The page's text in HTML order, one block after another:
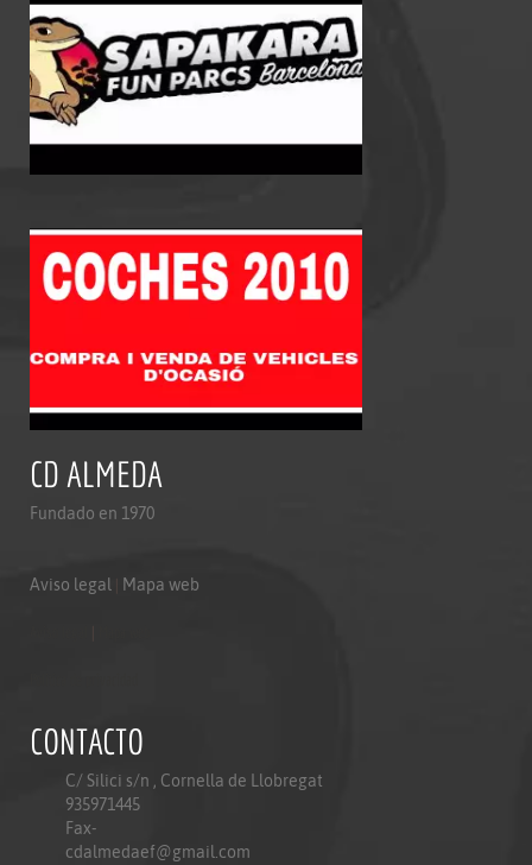
CD ALMEDA
Fundado en 1970
Aviso legal Mapa web
CONTACTO
C/ Silici s/n , Cornella de Llobregat
935971445
Fax-
cdalmedaef@gmail.com